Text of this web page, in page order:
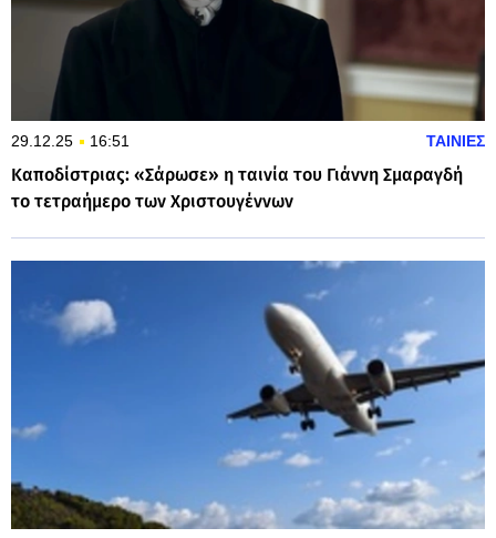
29.12.25 16:51 ΤΑΙΝΙΕΣ
Καποδίστριας: «Σάρωσε» η ταινία του Γιάννη Σμαραγδή
το τετραήμερο των Χριστουγέννων